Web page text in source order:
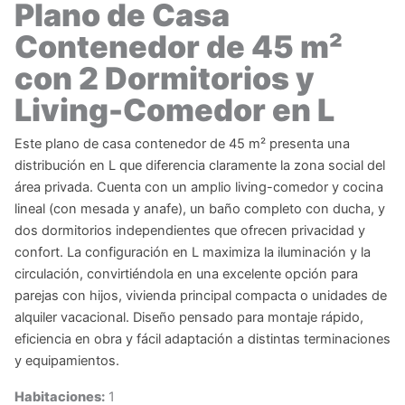
Plano de Casa
Contenedor de 45 m²
con 2 Dormitorios y
Living-Comedor en L
Este plano de casa contenedor de 45 m² presenta una
distribución en L que diferencia claramente la zona social del
área privada. Cuenta con un amplio living-comedor y cocina
lineal (con mesada y anafe), un baño completo con ducha, y
dos dormitorios independientes que ofrecen privacidad y
confort. La configuración en L maximiza la iluminación y la
circulación, convirtiéndola en una excelente opción para
parejas con hijos, vivienda principal compacta o unidades de
alquiler vacacional. Diseño pensado para montaje rápido,
eficiencia en obra y fácil adaptación a distintas terminaciones
y equipamientos.
Habitaciones: 1